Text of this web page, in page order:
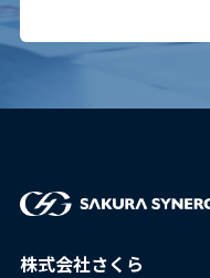
株式会社さくら